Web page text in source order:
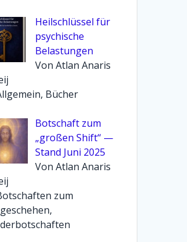
Heilschlüssel für
psychische
Belastungen
Von Atlan Anaris
Bücher
Botschaft zum
„großen Shift“ —
Stand Juni 2025
Von Atlan Anaris
zum